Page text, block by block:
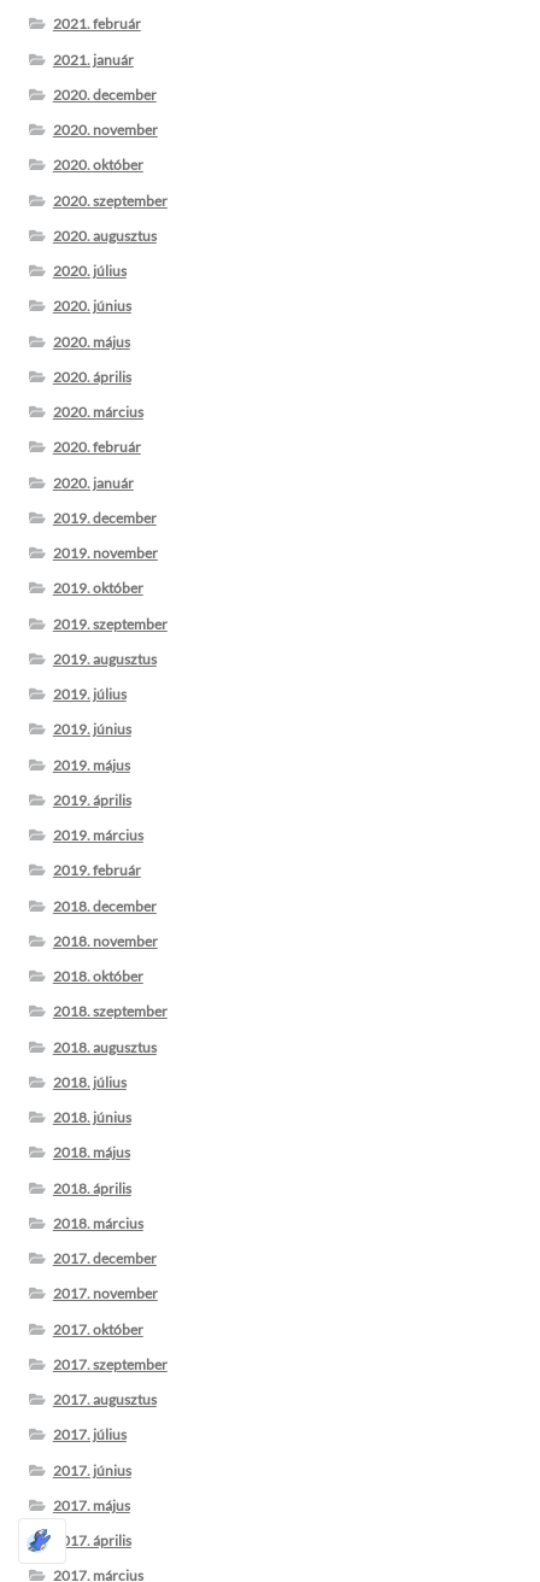
2021. február
2021. január
2020. december
2020. november
2020. október
2020. szeptember
2020. augusztus
2020. július
2020. június
2020. május
2020. április
2020. március
2020. február
2020. január
2019. december
2019. november
2019. október
2019. szeptember
2019. augusztus
2019. július
2019. június
2019. május
2019. április
2019. március
2019. február
2018. december
2018. november
2018. október
2018. szeptember
2018. augusztus
2018. július
2018. június
2018. május
2018. április
2018. március
2017. december
2017. november
2017. október
2017. szeptember
2017. augusztus
2017. július
2017. június
2017. május
2017. április
2017. március